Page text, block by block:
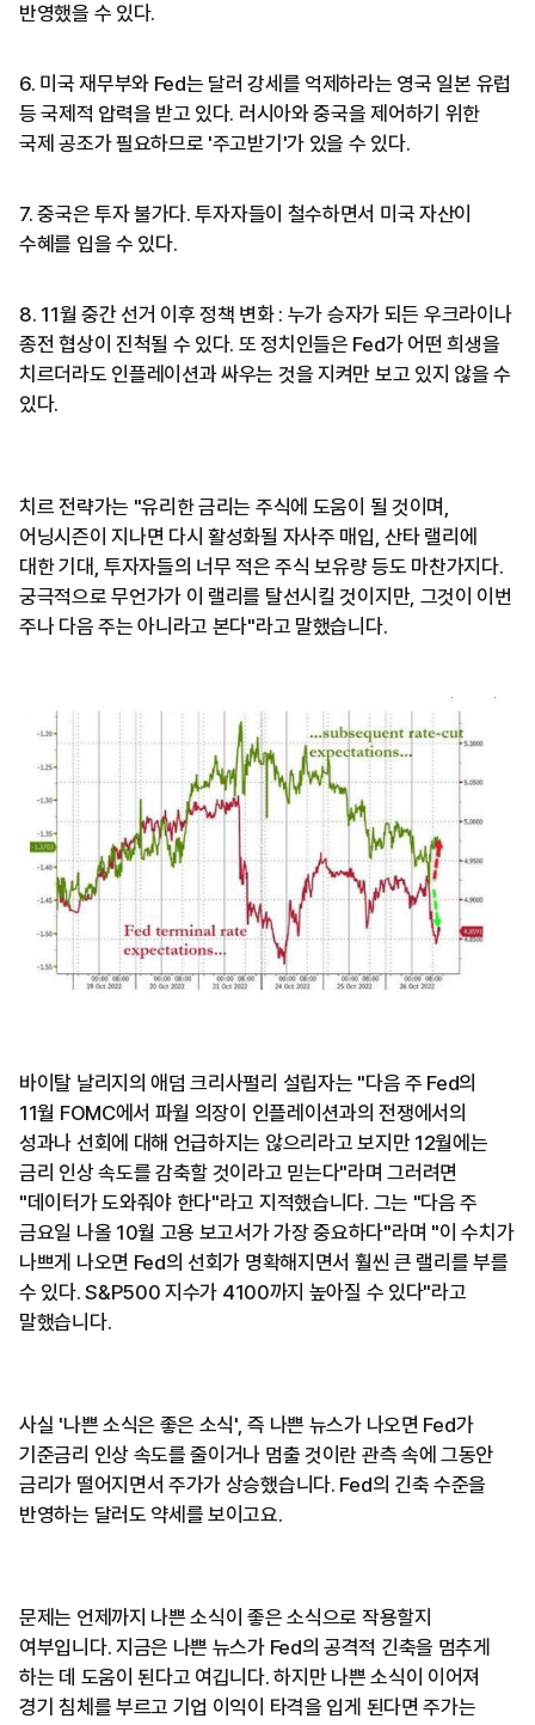
반영했을 수 있다.
6. 미국 재무부와 Fed는 달러 강세를 억제하라는 영국 일본 유럽
등 국제적 압력을 받고 있다. 러시아와 중국을 제어하기 위한
국제 공조가 필요하므로 '주고받기'가 있을 수 있다.
7. 중국은 투자 불가다. 투자자들이 철수하면서 미국 자산이
수혜를 입을 수 있다.
8. 11월 중간 선거 이후 정책 변화 : 누가 승자가 되든 우크라이나
종전 협상이 진척될 수 있다. 또 정치인들은 Fed가 어떤 희생을
치르더라도 인플레이션과 싸우는 것을 지켜만 보고 있지 않을 수
있다.
치르 전략가는 "유리한 금리는 주식에 도움이 될 것이며,
어닝시즌이 지나면 다시 활성화될 자사주 매입, 산타 랠리에
대한 기대, 투자자들의 너무 적은 주식 보유량 등도 마찬가지다.
궁극적으로 무언가가 이 랠리를 탈선시킬 것이지만, 그것이 이번
주나 다음 주는 아니라고 본다"라고 말했습니다.
바이탈 날리지의 애덤 크리사펄리 설립자는 "다음 주 Fed의
11월 FOMC에서 파월 의장이 인플레이션과의 전쟁에서의
성과나 선회에 대해 언급하지는 않으리라고 보지만 12월에는
금리 인상 속도를 감축할 것이라고 믿는다"라며 그러려면
"데이터가 도와줘야 한다"라고 지적했습니다. 그는 "다음 주
금요일 나올 10월 고용 보고서가 가장 중요하다"라며 "이 수치가
나쁘게 나오면 Fed의 선회가 명확해지면서 훨씬 큰 랠리를 부를
수 있다. S&P500 지수가 4100까지 높아질 수 있다"라고
말했습니다.
사실 '나쁜 소식은 좋은 소식', 즉 나쁜 뉴스가 나오면 Fed가
기준금리 인상 속도를 줄이거나 멈출 것이란 관측 속에 그동안
금리가 떨어지면서 주가가 상승했습니다. Fed의 긴축 수준을
반영하는 달러도 약세를 보이고요.
문제는 언제까지 나쁜 소식이 좋은 소식으로 작용할지
여부입니다. 지금은 나쁜 뉴스가 Fed의 공격적 긴축을 멈추게
하는 데 도움이 된다고 여깁니다. 하지만 나쁜 소식이 이어져
경기 침체를 부르고 기업 이익이 타격을 입게 된다면 주가는